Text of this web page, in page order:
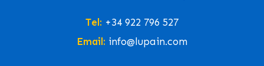
Tel: +34 922 796 527
Email: info@lupain.com